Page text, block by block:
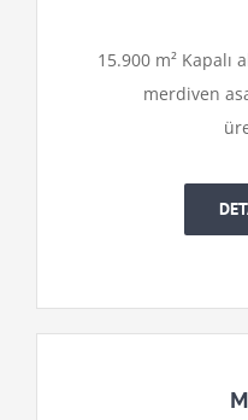
15.900 m² Kapalı
merdiven